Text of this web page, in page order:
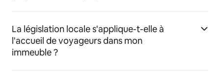
La législation locale s'applique-t-elle à
l'accueil de voyageurs dans mon
immeuble ?